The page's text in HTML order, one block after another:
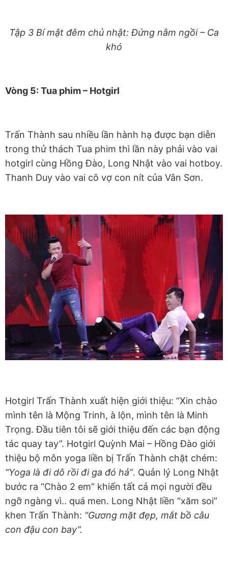
Tập 3 Bí mật đêm chủ nhật: Đứng nằm ngồi – Ca
khó
Vòng 5: Tua phim – Hotgirl
Trấn Thành sau nhiều lần hành hạ được bạn diễn
trong thử thách Tua phim thì lần này phải vào vai
hotgirl cùng Hồng Đào, Long Nhật vào vai hotboy.
Thanh Duy vào vai cô vợ con nít của Vân Sơn.
Hotgirl Trấn Thành xuất hiện giới thiệu: “Xin chào
mình tên là Mộng Trinh, à lộn, mình tên là Minh
Trọng. Đầu tiên tôi sẽ giới thiệu đến các bạn động
tác quay tay”. Hotgirl Quỳnh Mai – Hồng Đào giới
thiệu bộ môn yoga liền bị Trấn Thành chặt chém:
“Yoga là đi dô rồi đi ga đó hả”. Quản lý Long Nhật
bước ra “Chào 2 em” khiến tất cả mọi người đều
ngỡ ngàng vì.. quá men. Long Nhật liền “xăm soi”
khen Trấn Thành: “Gương mặt đẹp, mắt bồ câu
con đậu con bay”.